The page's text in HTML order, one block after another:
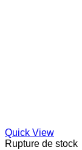
Quick View
Rupture de stock